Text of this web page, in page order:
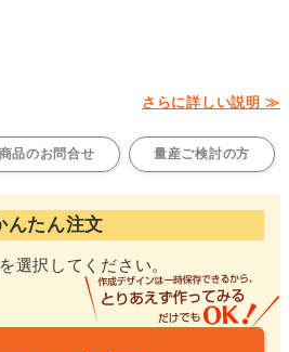
んたん注文
選択してください。
商品のお問合せ 量産ご検討の方
さらに詳しい説明 ≫